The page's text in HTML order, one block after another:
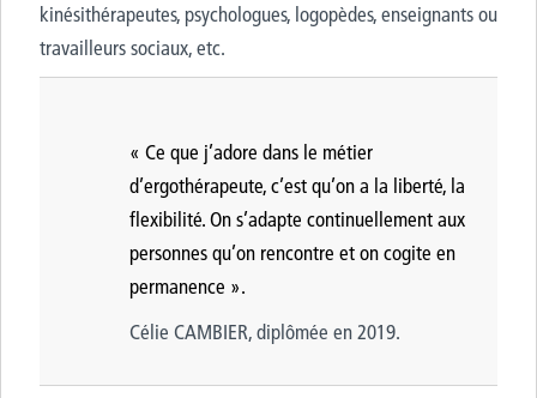
kinésithérapeutes, psychologues, logopèdes, enseignants ou
travailleurs sociaux, etc.
« Ce que j’adore dans le métier
d’ergothérapeute, c’est qu’on a la liberté, la
flexibilité. On s’adapte continuellement aux
personnes qu’on rencontre et on cogite en
permanence ».
Célie CAMBIER, diplômée en 2019.